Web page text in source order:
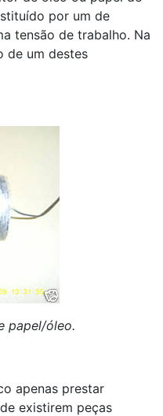
por um de
tensão de trabalho. Na
de um destes
papel/óleo.
apenas prestar
existirem peças